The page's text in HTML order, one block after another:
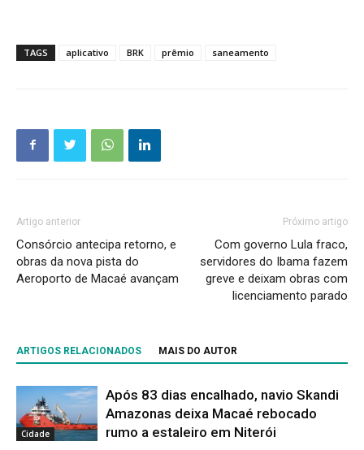
TAGS aplicativo BRK prêmio saneamento
Artigo anterior
Consórcio antecipa retorno, e
obras da nova pista do
Aeroporto de Macaé avançam
Próximo artigo
Com governo Lula fraco,
servidores do Ibama fazem
greve e deixam obras com
licenciamento parado
ARTIGOS RELACIONADOS MAIS DO AUTOR
Cidade
Após 83 dias encalhado, navio Skandi
Amazonas deixa Macaé rebocado
rumo a estaleiro em Niterói